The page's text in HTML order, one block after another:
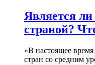
Является
страной?
«В настоящее
стран со средним